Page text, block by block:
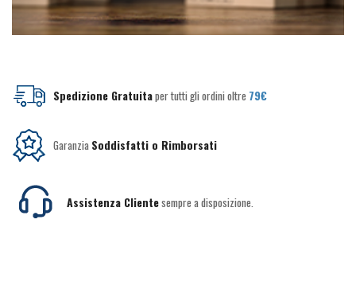
Spedizione Gratuitaper tutti gli ordini oltre 79€
Garanzia Soddisfatti o Rimborsati
Assistenza Clientesempre a disposizione.